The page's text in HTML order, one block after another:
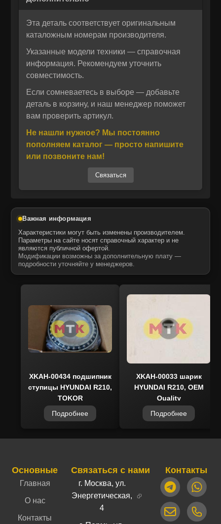
Отправить
Даю своё согласие на обработку персональных данных.
Отправить
Даю своё согласие на обработку персональных данных.
данными, что гарантирует безупречную
эксплуатации.
закаленной стали, имеет двойной ряд
шариков и уплотнительный кольцевой
уплотнитель, обеспечивая надёжную защиту
от загрязнений и потери смазки. Конструкция
подшипника рассчитана на высокие
радиальные и осевые нагрузки, что
повышает стабильность работы гидромотора
и продлевает срок службы узла.
Установка подшипника производится без
дополнительных модификаций: он полностью
соответствует оригинальным размерам и
посадочным местам, что упрощает монтаж и
данного подшипника восстанавливает
предотвращает преждевременный износ
смежных деталей.
Запчасти поставляются компанией MTK,
официальным дистрибьютором ITR USCO в
России. Продукция MTK соответствует
оригинальными агрегатами и сочетает в себе
оптимальное соотношение цены и ресурса.
На складe в наличии, быстрая доставка по
всей стране и гарантия качества от MTK.
Эта деталь соответствует оригинальным
каталожным номерам производителя.
Указанные модели техники — справочная
информация. Рекомендуем уточнить
совместимость.
Если сомневаетесь в выборе — добавьте
деталь в корзину, и наш менеджер поможет
вам проверить артикул.
Не нашли нужное? Мы постоянно
пополняем каталог — просто напишите
или позвоните нам!
Связаться
Важная информация
Характеристики могут быть изменены производителем.
Параметры на сайте носят справочный характер и не
являются публичной офертой.
Модификации возможны за дополнительную плату —
подробности уточняйте у менеджеров.
XKAH-00434 подшипник
ступицы HYUNDAI R210,
TOKOR
Подробнее
XKAH-00033 шарик
HYUNDAI R210, OEM
Quality
Подробнее
Основные
Главная
О нас
Контакты
Связаться с нами
г. Москва, ул.
Энергетическая,
4
Контакты